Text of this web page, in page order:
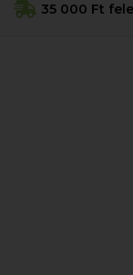
35 000 Ft